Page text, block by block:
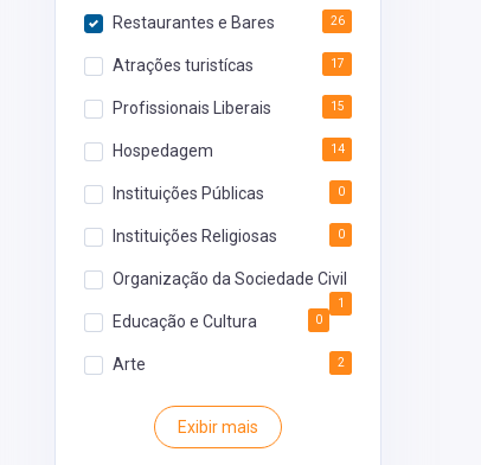
Restaurantes e Bares 26
Atrações turistícas 17
Profissionais Liberais 15
Hospedagem 14
Instituições Públicas 0
Instituições Religiosas 0
Organização da Sociedade Civil
1
Educação e Cultura 0
Arte 2
Rodoviária
Inventário
Exibir mais